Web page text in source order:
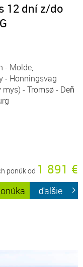
12 dní z/do
- Molde,
- Honningsvag
- Tromsø - Deň
ponúk od 1 891 €
ďalšie